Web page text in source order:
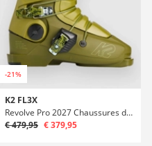
-21%
K2 FL3X
Revolve Pro 2027 Chaussures de ski
€ 479,95 € 379,95